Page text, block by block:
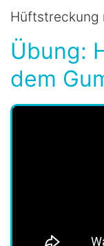
Hüftstreckung
Übung:
dem